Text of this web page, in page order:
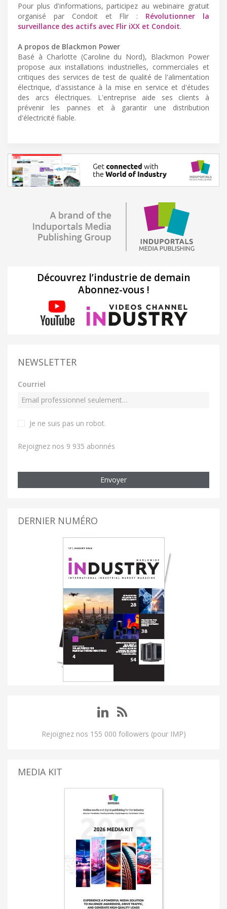
Pour plus d'informations, participez au webinaire gratuit
organisé par Condoit et Flir : Révolutionner la
surveillance des actifs avec Flir iXX et Condoit.
A propos de Blackmon Power
Basé à Charlotte (Caroline du Nord), Blackmon Power
propose aux installations industrielles, commerciales et
critiques des services de test de qualité de l'alimentation
électrique, d'assistance à la mise en service et d'études
des arcs électriques. L'entreprise aide ses clients à
prévenir les pannes et à garantir une distribution
d'électricité fiable.
Découvrez l’industrie de demain
Abonnez-vous !
NEWSLETTER
Courriel
Je ne suis pas un robot.
Rejoignez nos 9 935 abonnés
Envoyer
DERNIER NUMÉRO
Rejoignez nos 155 000 followers (pour IMP)
MEDIA KIT